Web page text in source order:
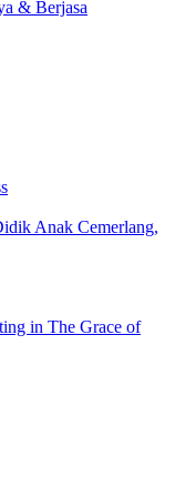
& Berjasa
Anak Cemerlang,
in The Grace of